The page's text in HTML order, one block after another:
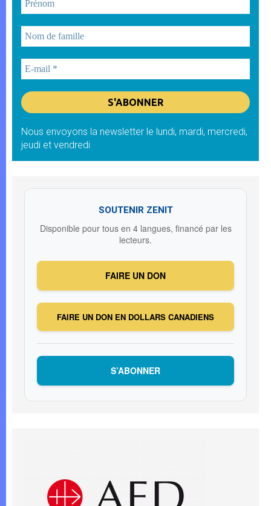
Nous envoyons la newsletter le lundi, mardi, mercredi,
jeudi et vendredi
SOUTENIR ZENIT
Disponible pour tous en 4 langues, financé par les
lecteurs.
FAIRE UN DON
FAIRE UN DON EN DOLLARS CANADIENS
S’ABONNER